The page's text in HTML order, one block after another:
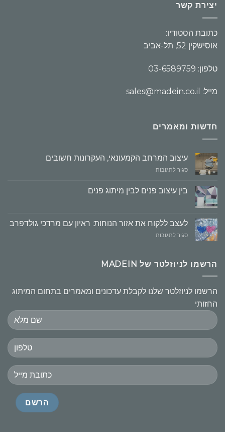
יצירת קשר
כתובת הסטודיו:
אוסישקין 52, תל-אביב
טלפון: 03-6589759
מייל: sales@madein.co.il
חדשות ומאמרים
עיצוב המרחב הקמעונאי, העקרונות חשובים
סגור לתגובותעל
הקמעונאי,
בין עיצוב פנים לבין מיתוג פנים
לעצב ללקוח את אזור הנוחות: ראיון עם מרדכי גולדפרב
סגור לתגובותעל
אזור
עם
גולדפרב
הרשמו לניוזלטר של MADEIN
הרשמו לניוזלטר שלנו לקבלת עדכונים ומאמרים בתחום המיתוג
החזותי